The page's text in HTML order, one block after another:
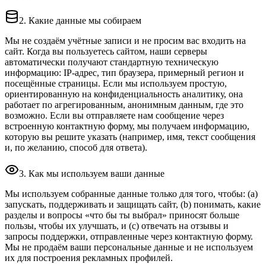
2. Какие данные мы собираем
Мы не создаём учётные записи и не просим вас входить на
сайт. Когда вы пользуетесь сайтом, наши серверы
автоматически получают стандартную техническую
информацию: IP‑адрес, тип браузера, примерный регион и
посещённые страницы. Если мы используем простую,
ориентированную на конфиденциальность аналитику, она
работает по агрегированным, анонимным данным, где это
возможно. Если вы отправляете нам сообщение через
встроенную контактную форму, мы получаем информацию,
которую вы решите указать (например, имя, текст сообщения
и, по желанию, способ для ответа).
3. Как мы используем ваши данные
Мы используем собранные данные только для того, чтобы: (a)
запускать, поддерживать и защищать сайт, (b) понимать, какие
разделы и вопросы «что бы ты выбрал» приносят больше
пользы, чтобы их улучшать, и (c) отвечать на отзывы и
запросы поддержки, отправленные через контактную форму.
Мы не продаём ваши персональные данные и не используем
их для построения рекламных профилей.